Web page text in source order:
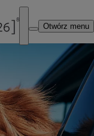
Otwórz menu